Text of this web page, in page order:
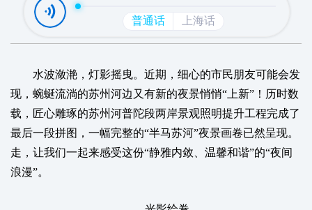
水波潋滟，灯影摇曳。近期，细心的市民朋友可能会发
现，蜿蜒流淌的苏州河边又有新的夜景悄悄“上新”！历时数
载，匠心雕琢的苏州河普陀段两岸景观照明提升工程完成了
最后一段拼图，一幅完整的“半马苏河”夜景画卷已然呈现。
走，让我们一起来感受这份“静雅内敛、温馨和谐”的“夜间
浪漫”。